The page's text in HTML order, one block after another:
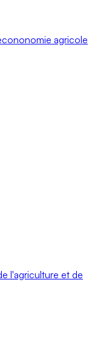
agricole
l'agriculture et de